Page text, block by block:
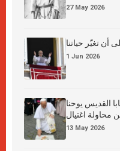
27 May 2026
أن تغيّر حياتنا
1 Jun 2026
القديس يوحنا
محاولة اغتيال
13 May 2026